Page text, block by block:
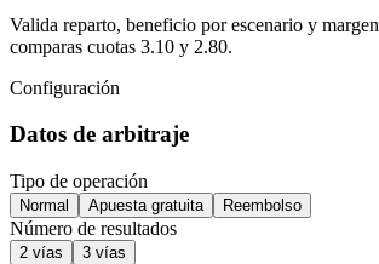
Valida reparto, beneficio por escenario y
comparas cuotas 3.10 y 2.80.
Configuración
Datos de arbitraje
Tipo de operación
Normal Apuesta gratuita Reembolso
Número de resultados
2 vías 3 vías